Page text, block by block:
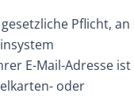
Pflicht, an
E-Mail-Adresse ist
oder